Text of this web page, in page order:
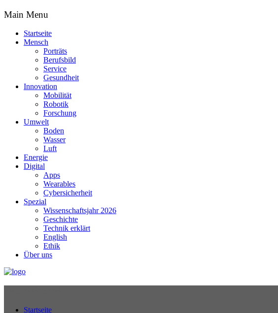
Main Menu
Startseite
Mensch
Porträts
Berufsbild
Service
Gesundheit
Innovation
Mobilität
Robotik
Forschung
Umwelt
Boden
Wasser
Luft
Energie
Digital
Apps
Wearables
Cybersicherheit
Spezial
Wissenschaftsjahr 2026
Geschichte
Technik erklärt
English
Ethik
Über uns
Startseite